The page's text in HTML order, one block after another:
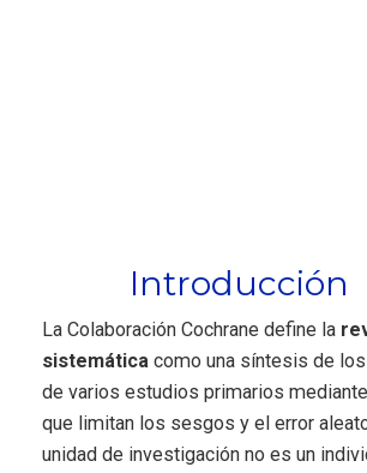
Introducción
La Colaboración Cochrane define la
sistemática como una síntesis de
de varios estudios primarios
que limitan los sesgos y el error
unidad de investigación no es un